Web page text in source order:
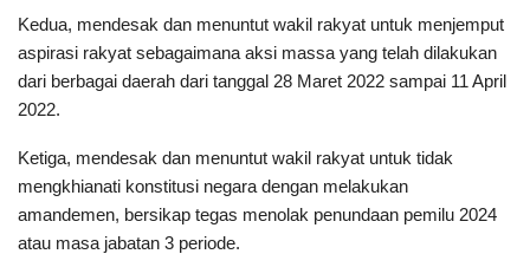
Kedua, mendesak dan menuntut wakil rakyat untuk menjemput
aspirasi rakyat sebagaimana aksi massa yang telah dilakukan
dari berbagai daerah dari tanggal 28 Maret 2022 sampai 11 April
2022.
Ketiga, mendesak dan menuntut wakil rakyat untuk tidak
mengkhianati konstitusi negara dengan melakukan
amandemen, bersikap tegas menolak penundaan pemilu 2024
atau masa jabatan 3 periode.